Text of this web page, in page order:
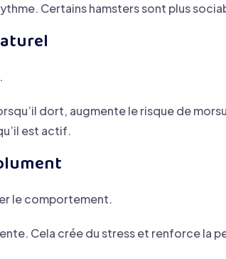
Certains hamsters sont plus
dort, augmente le risque de
est actif.
le comportement.
Cela crée du stress et renforce la